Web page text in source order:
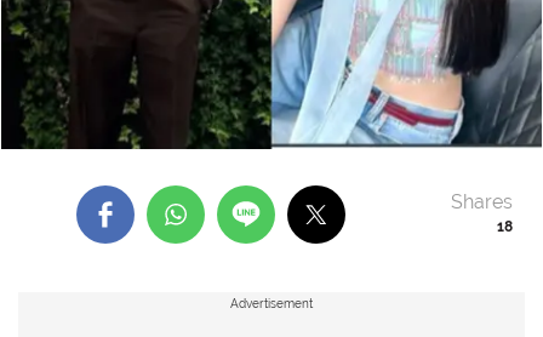
18
Shares
Advertisement